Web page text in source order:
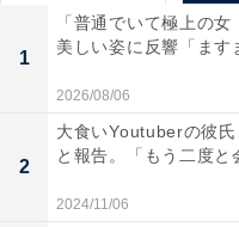
1
「普通でいて極上の
美しい姿に反響「ま
2026/08/06
2
大食いYoutuberの彼氏
と報告。「もう二度と
2024/11/06